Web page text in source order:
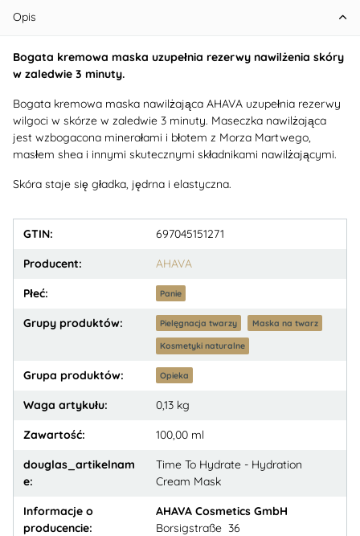
Opis
Bogata kremowa maska uzupełnia rezerwy nawilżenia skóry
w zaledwie 3 minuty.
Bogata kremowa maska nawilżająca AHAVA uzupełnia rezerwy
wilgoci w skórze w zaledwie 3 minuty. Maseczka nawilżająca
jest wzbogacona minerałami i błotem z Morza Martwego,
masłem shea i innymi skutecznymi składnikami nawilżającymi.
Skóra staje się gładka, jędrna i elastyczna.
GTIN: 697045151271
Producent: AHAVA
Płeć: Panie
Grupy produktów: Pielęgnacja twarzy Maska na twarz
Kosmetyki naturalne
Grupa produktów: Opieka
Waga artykułu: 0,13 kg
Zawartość: 100,00 ml
douglas_artikelnam
e:
Time To Hydrate - Hydration
Cream Mask
Informacje o
producencie:
AHAVA Cosmetics GmbH
Borsigstraße 36